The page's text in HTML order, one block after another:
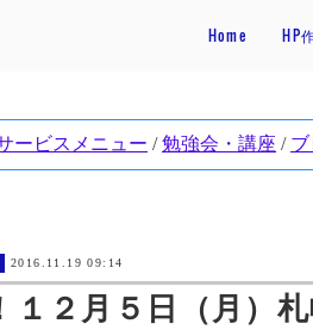
Home HP
2016.11.19 09:14
１２月５日（月）